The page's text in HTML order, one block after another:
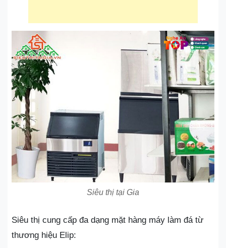
Siêu thị tại Gia
Siêu thị cung cấp đa dạng mặt hàng máy làm đá từ
thương hiệu Elip: